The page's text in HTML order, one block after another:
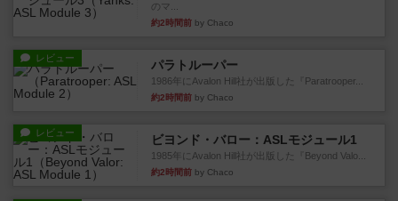
のマ...
約2時間前 by Chaco
レビュー パラトルーパー
1986年にAvalon Hill社が出版した『Paratrooper...
約2時間前 by Chaco
レビュー ビヨンド・バロー：ASLモジュール1
1985年にAvalon Hill社が出版した『Beyond Valo...
約2時間前 by Chaco